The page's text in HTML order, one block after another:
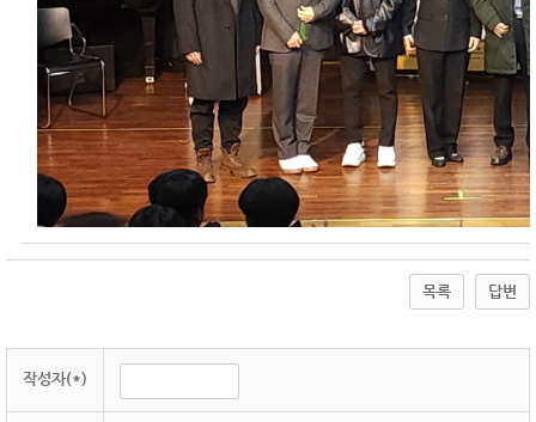
목록 답변
작성자(*)